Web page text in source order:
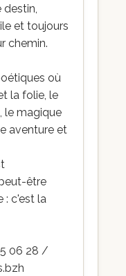
destin,
et toujours
chemin.
où
la folie, le
le magique
aventure et
être
: c'est la
06 28 /